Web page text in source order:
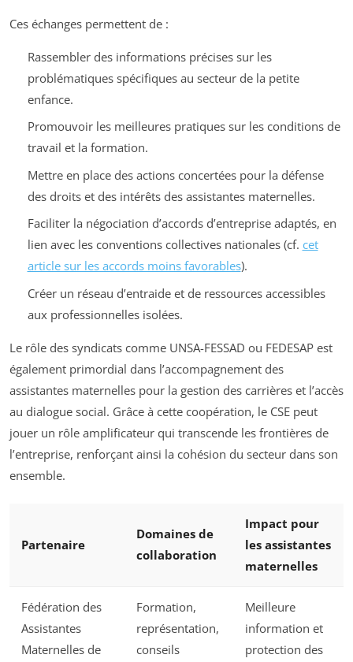
Ces échanges permettent de :
Rassembler des informations précises sur les
problématiques spécifiques au secteur de la petite
enfance.
Promouvoir les meilleures pratiques sur les conditions de
travail et la formation.
Mettre en place des actions concertées pour la défense
des droits et des intérêts des assistantes maternelles.
Faciliter la négociation d’accords d’entreprise adaptés, en
lien avec les conventions collectives nationales (cf. cet
article sur les accords moins favorables).
Créer un réseau d’entraide et de ressources accessibles
aux professionnelles isolées.
Le rôle des syndicats comme UNSA-FESSAD ou FEDESAP est
également primordial dans l’accompagnement des
assistantes maternelles pour la gestion des carrières et l’accès
au dialogue social. Grâce à cette coopération, le CSE peut
jouer un rôle amplificateur qui transcende les frontières de
l’entreprise, renforçant ainsi la cohésion du secteur dans son
ensemble.
Partenaire
Domaines de
collaboration
Impact pour
les assistantes
maternelles
Fédération des
Assistantes
Maternelles de
Formation,
représentation,
conseils
Meilleure
information et
protection des